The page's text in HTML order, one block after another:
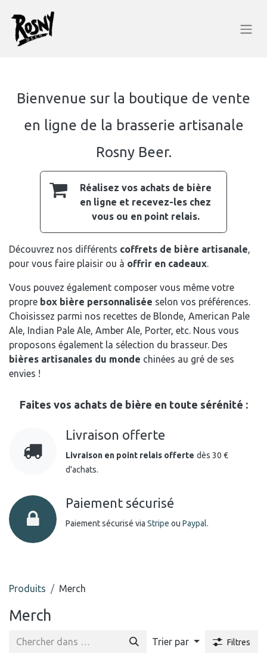
Bienvenue sur la boutique de vente
en ligne de la brasserie artisanale
Rosny Beer.
Réalisez vos achats de bière
en ligne et recevez-les chez
vous ou en point relais.
Découvrez nos différents coffrets de bière artisanale,
pour vous faire plaisir ou à offrir en cadeaux.
Vous pouvez également composer vous même votre
propre box bière personnalisée selon vos préférences.
Choisissez parmi nos recettes de Blonde, American Pale
Ale, Indian Pale Ale, Amber Ale, Porter, etc. Nous vous
proposons également la sélection du brasseur. Des
bières artisanales du monde chinées au gré de ses
envies !
Faites vos achats de bière en toute sérénité :
Livraison offerte
Livraison en point relais offerte dès 30 €
d'achats.
Paiement sécurisé
Paiement sécurisé via Stripe ou Paypal.
Produits Merch
Merch
Trier par Filtres